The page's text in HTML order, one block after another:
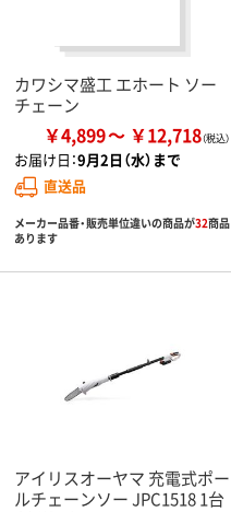
カワシマ盛工 エホート ソー
チェーン
￥4,899 ￥12,718
お届け日：9月2日（水）まで
直送品
メーカー品番・販売単位違いの商品が32商品
あります
アイリスオーヤマ 充電式ポー
ルチェーンソー JPC1518 1台